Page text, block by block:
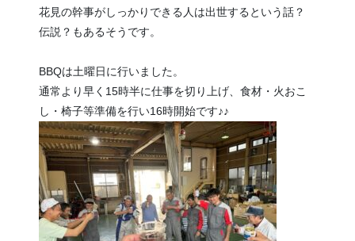
花見の幹事がしっかりできる人は出世するという話？
伝説？もあるそうです。
BBQは土曜日に行いました。
通常より早く15時半に仕事を切り上げ、食材・火おこ
し・椅子等準備を行い16時開始です♪♪